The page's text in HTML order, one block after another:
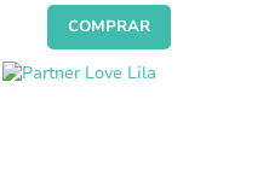
COMPRAR